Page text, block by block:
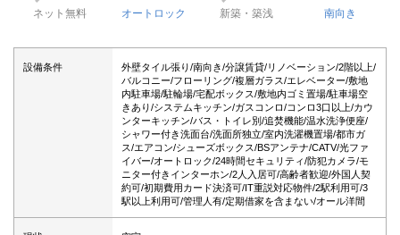
ネット無料 オートロック 新築・築浅 南向き
設備条件
外壁タイル張り/南向き/分譲賃貸/リノベーション/2階以上/
バルコニー/フローリング/複層ガラス/エレベーター/敷地
内駐車場/駐輪場/宅配ボックス/敷地内ゴミ置場/駐車場空
きあり/システムキッチン/ガスコンロ/コンロ3口以上/カウ
ンターキッチン/バス・トイレ別/追焚機能/温水洗浄便座/
シャワー付き洗面台/洗面所独立/室内洗濯機置場/都市ガ
ス/エアコン/シューズボックス/BSアンテナ/CATV/光ファ
イバー/オートロック/24時間セキュリティ/防犯カメラ/モ
ニター付きインターホン/2人入居可/高齢者歓迎/外国人契
約可/初期費用カード決済可/IT重説対応物件/2駅利用可/3
駅以上利用可/管理人有/定期借家を含まない/オール洋間